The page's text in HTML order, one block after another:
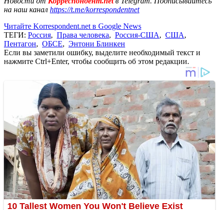
на наш канал https://t.me/korrespondentnet
Читайте Korrespondent.net в Google News
ТЕГИ: Россия, Права человека, Россия-США, США,
Пентагон, ОБСЕ, Энтони Блинкен
Если вы заметили ошибку, выделите необходимый текст и
нажмите Ctrl+Enter, чтобы сообщить об этом редакции.